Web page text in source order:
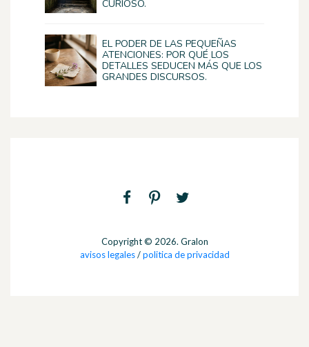
CURIOSO.
EL PODER DE LAS PEQUEÑAS
ATENCIONES: POR QUÉ LOS
DETALLES SEDUCEN MÁS QUE LOS
GRANDES DISCURSOS.
Copyright © 2026. Gralon
avisos legales/politica de privacidad